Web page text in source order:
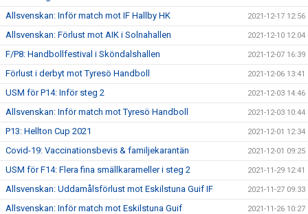
Allsvenskan: Inför match mot IF Hallby HK 2021-12-17 12:56
Allsvenskan: Förlust mot AIK i Solnahallen 2021-12-10 12:04
F/P8: Handbollfestival i Sköndalshallen 2021-12-07 16:39
Förlust i derbyt mot Tyresö Handboll 2021-12-06 13:41
USM för P14: Inför steg 2 2021-12-03 14:46
Allsvenskan: Inför match mot Tyresö Handboll 2021-12-03 10:44
P13: Hellton Cup 2021 2021-12-01 12:34
Covid-19: Vaccinationsbevis & familjekarantän 2021-12-01 09:25
USM för F14: Flera fina smällkarameller i steg 2 2021-11-29 12:41
Allsvenskan: Uddamålsförlust mot Eskilstuna Guif IF 2021-11-27 09:33
Allsvenskan: Inför match mot Eskilstuna Guif 2021-11-26 10:27